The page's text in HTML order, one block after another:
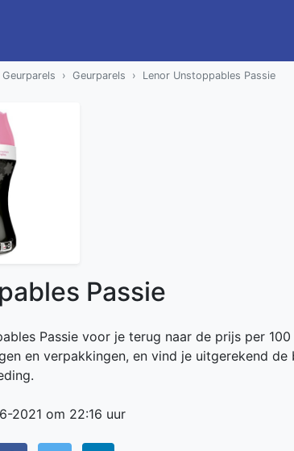
Geurparels Geurparels Lenor Unstoppables Passie
Passie
Passie voor je terug naar de prijs per
en verpakkingen, en vind je uitgerekend de
2021 om 22:16 uur